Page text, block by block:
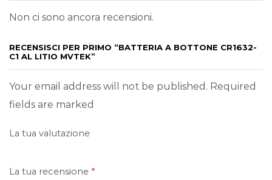
Non ci sono ancora recensioni.
RECENSISCI PER PRIMO “BATTERIA A BOTTONE CR1632-
C1 AL LITIO MVTEK”
Your email address will not be published. Required
fields are marked
La tua valutazione
La tua recensione *